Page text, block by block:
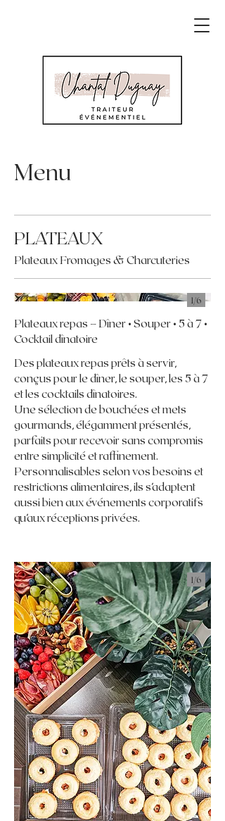
Menu
PLATEAUX
Plateaux Fromages & Charcuteries
Plateaux repas – Dîner • Souper • 5 à 7 •
Cocktail dînatoire
Des plateaux repas prêts à servir,
conçus pour le dîner, le souper, les 5 à 7
et les cocktails dînatoires.
Une sélection de bouchées et mets
gourmands, élégamment présentés,
parfaits pour recevoir sans compromis
entre simplicité et raffinement.
Personnalisables selon vos besoins et
restrictions alimentaires, ils s’adaptent
aussi bien aux événements corporatifs
qu’aux réceptions privées.
1/6
1/6